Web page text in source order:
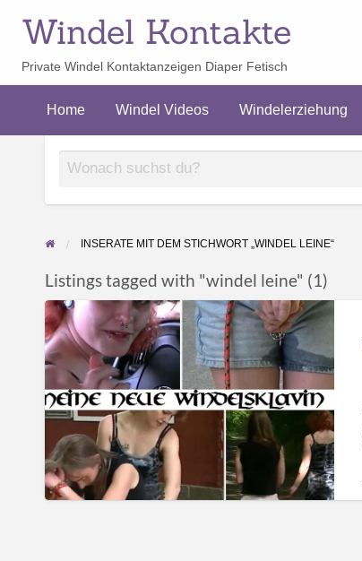
verdienen
Windel Kontakte
Private Windel Kontaktanzeigen Diaper Fetisch
Home Windel Videos Windelerziehung
INSERATE MIT DEM STICHWORT „WINDEL LEINE“
Listings tagged with "windel leine" (1)
Windelsklavin
bei
ihrer
Erziehung